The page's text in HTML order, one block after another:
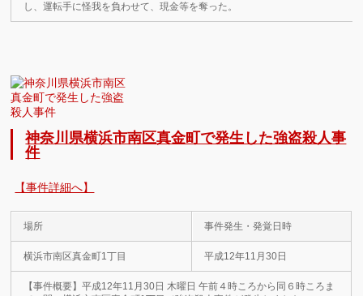
し、運転手に怪我を負わせて、現金等を奪った。
神奈川県横浜市南区真金町で発生した強盗殺人事
件
【事件詳細へ】
場所 事件発生・発覚日時
横浜市南区真金町1丁目 平成12年11月30日
【事件概要】平成12年11月30日 木曜日 午前４時ころから同６時ころま